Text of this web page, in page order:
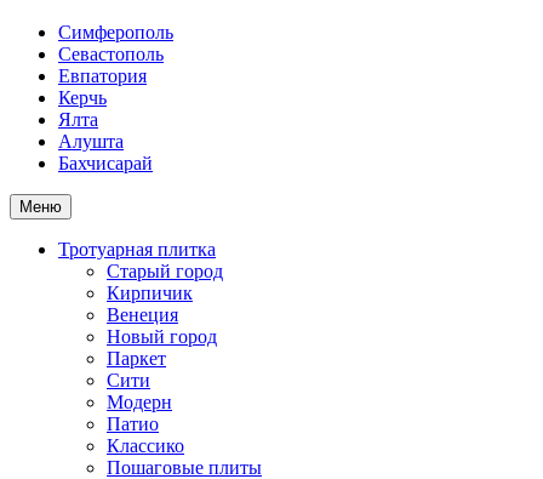
Симферополь
Севастополь
Евпатория
Керчь
Ялта
Алушта
Бахчисарай
Меню
Тротуарная плитка
Старый город
Кирпичик
Венеция
Новый город
Паркет
Сити
Модерн
Патио
Классико
Пошаговые плиты